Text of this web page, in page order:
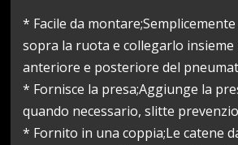
* Facile da
sopra la ruota e collegarlo
anteriore e posteriore del
* Fornisce la presa;Aggiunge la
quando necessario, slitte
* Fornito in una coppia;Le catene